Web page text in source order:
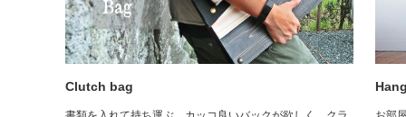
Clutch bag